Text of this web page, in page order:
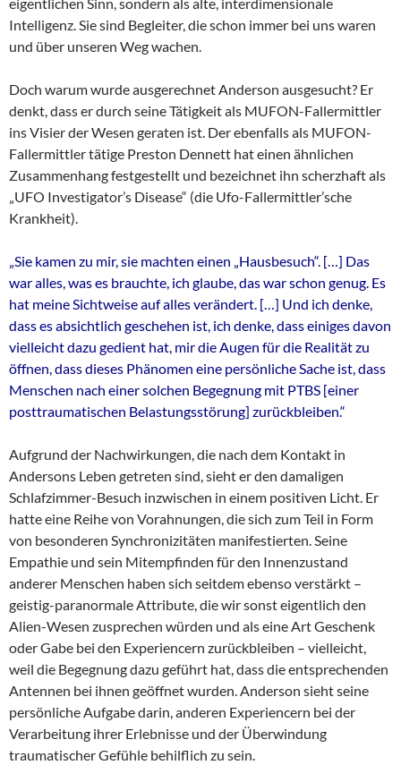
Intelligenz. Sie sind Begleiter, die schon immer bei uns waren
und über unseren Weg wachen.
Doch warum wurde ausgerechnet Anderson ausgesucht? Er
denkt, dass er durch seine Tätigkeit als MUFON-Fallermittler
ins Visier der Wesen geraten ist. Der ebenfalls als MUFON-
Fallermittler tätige Preston Dennett hat einen ähnlichen
Zusammenhang festgestellt und bezeichnet ihn scherzhaft als
„UFO Investigator’s Disease“ (die Ufo-Fallermittler’sche
Krankheit).
„Sie kamen zu mir, sie machten einen „Hausbesuch“. […] Das
war alles, was es brauchte, ich glaube, das war schon genug. Es
hat meine Sichtweise auf alles verändert. […] Und ich denke,
dass es absichtlich geschehen ist, ich denke, dass einiges davon
vielleicht dazu gedient hat, mir die Augen für die Realität zu
öffnen, dass dieses Phänomen eine persönliche Sache ist, dass
Menschen nach einer solchen Begegnung mit PTBS [einer
posttraumatischen Belastungsstörung] zurückbleiben.“
Aufgrund der Nachwirkungen, die nach dem Kontakt in
Andersons Leben getreten sind, sieht er den damaligen
Schlafzimmer-Besuch inzwischen in einem positiven Licht. Er
hatte eine Reihe von Vorahnungen, die sich zum Teil in Form
von besonderen Synchronizitäten manifestierten. Seine
Empathie und sein Mitempfinden für den Innenzustand
anderer Menschen haben sich seitdem ebenso verstärkt –
geistig-paranormale Attribute, die wir sonst eigentlich den
Alien-Wesen zusprechen würden und als eine Art Geschenk
oder Gabe bei den Experiencern zurückbleiben – vielleicht,
weil die Begegnung dazu geführt hat, dass die entsprechenden
Antennen bei ihnen geöffnet wurden. Anderson sieht seine
persönliche Aufgabe darin, anderen Experiencern bei der
Verarbeitung ihrer Erlebnisse und der Überwindung
traumatischer Gefühle behilflich zu sein.